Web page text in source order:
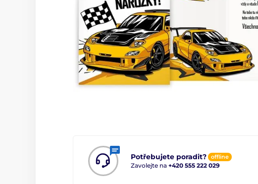
Potřebujete poradit? offline
Zavolejte na +420 555 222 029